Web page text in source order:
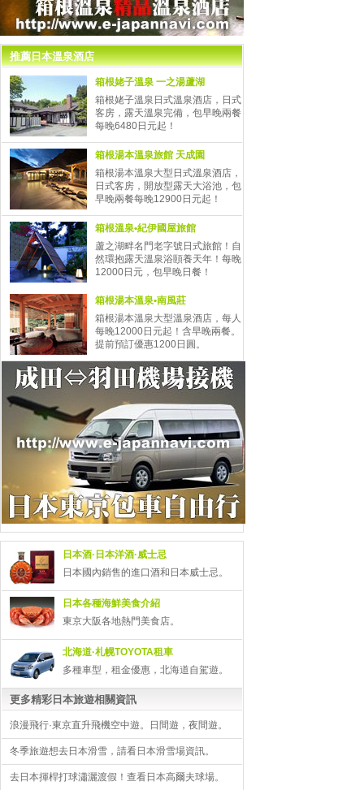
推薦日本溫泉酒店
箱根姥子溫泉 一之湯蘆湖
箱根姥子溫泉日式溫泉酒店，日式
客房， 露天溫泉完備 ，包早晚兩餐
每晚6480日元起！
箱根湯本溫泉旅館 天成園
箱根湯本溫泉大型日式溫泉酒店，
日式客房，開放型露天大浴池，包
早晚兩餐每晚12900日元起！
箱根溫泉•紀伊國屋旅館
蘆之湖畔名門老字號日式旅館！自
然環抱露天溫泉浴頤養天年！每晚
12000日元，包早晚日餐！
箱根湯本溫泉•南風莊
箱根湯本溫泉大型溫泉酒店，每人
每晚12000日元起！含早晚兩餐。
提前預訂優惠1200日圓。
日本酒·日本洋酒·威士忌
日本國內銷售的進口酒和日本威士忌。
日本各種海鮮美食介紹
東京大阪各地熱門美食店。
北海道·札幌TOYOTA租車
多種車型，租金優惠，北海道自駕遊。
更多精彩日本旅遊相關資訊
浪漫飛行·東京直升飛機空中遊。日間遊，夜間遊。
冬季旅遊想去日本滑雪，請看日本滑雪場資訊。
去日本揮桿打球瀟灑渡假！查看日本高爾夫球場。